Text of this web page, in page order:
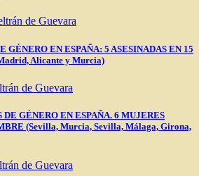
de Guevara
EN ESPAÑA: 5 ASESINADAS EN 15
Alicante y Murcia)
de Guevara
GÉNERO EN ESPAÑA. 6 MUJERES
(Sevilla, Murcia, Sevilla, Málaga, Girona,
de Guevara